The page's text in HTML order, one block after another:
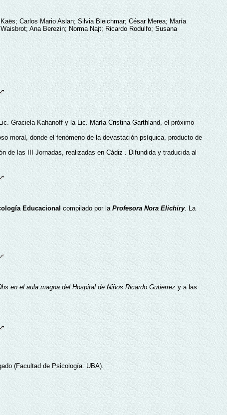
Carlos Mario Aslan; Silvia Bleichmar; César Merea; María
Ana Berezin; Norma Najt; Ricardo Rodulfo; Susana
Graciela Kahanoff y la Lic. María Cristina Garthland, el próximo
moral, donde el fenómeno de la devastación psíquica, producto de
de las III Jornadas, realizadas en Cádiz . Difundida y traducida al
Educacional compilado por laProfesora Nora Elichiry. La
en el aula magna del Hospital de Niños Ricardo Gutierrez y a las
(Facultad de Psicología. UBA).